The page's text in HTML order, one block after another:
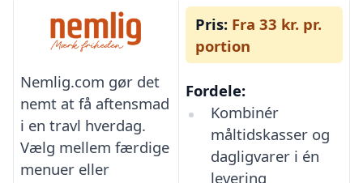
Nemlig.com gør det
nemt at få aftensmad
i en travl hverdag.
Vælg mellem færdige
menuer eller
Pris: Fra 33 kr. pr.
portion
Fordele:
Kombinér
måltidskasser og
dagligvarer i én
levering